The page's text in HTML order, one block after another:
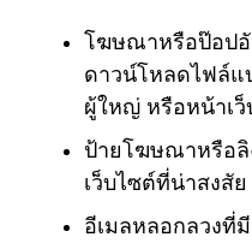
โฆษณาหรือป๊อป
ดาวน์โหลดไฟล์แ
ผู้ใหญ่ หรือหน้าเ
ป้ายโฆษณาหรือลิ
เว็บไซต์ที่น่าสงสัย
อีเมลหลอกลวงที่